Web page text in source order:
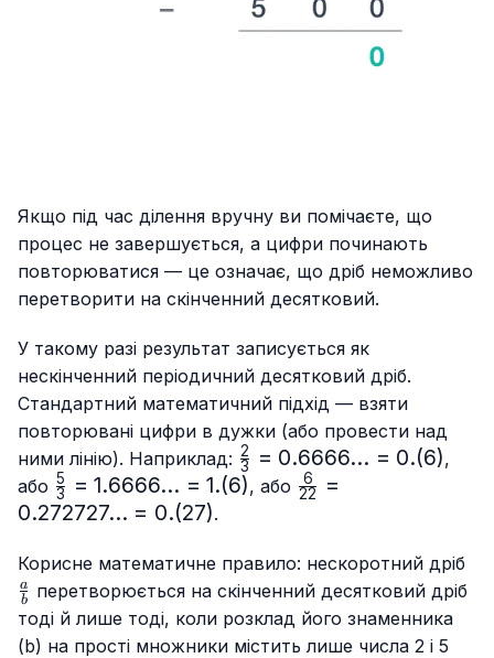
Якщо під час ділення вручну ви помічаєте, що
процес не завершується, а цифри починають
повторюватися — це означає, що дріб неможливо
перетворити на скінченний десятковий.
У такому разі результат записується як
нескінченний періодичний десятковий дріб.
Стандартний математичний підхід — взяти
повторювані цифри в дужки (або провести над
ними лінію). Наприклад: \frac{2}
{3}=0.6666...
= 0.(6)
3
2 = 0.6666... = 0.(6),
або \frac{5}
{3}=
= 1.(6)
3
5 = 1.6666... = 1.(6), або \frac{6}
22
6
=
0.272727... = 0.(27).
Корисне математичне правило: нескоротний дріб
{b}
b
a
перетворюється на скінченний десятковий дріб
тоді й лише тоді, коли розклад його знаменника
(b) на прості множники містить лише числа 2 і 5